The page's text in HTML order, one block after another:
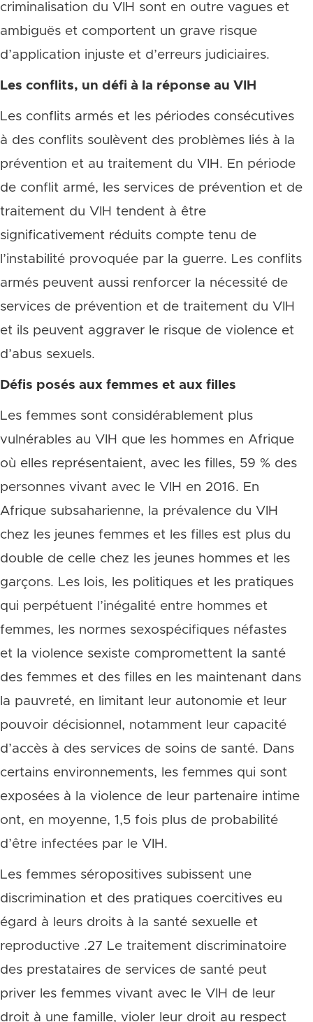
criminalisation du VIH sont en outre vagues et
ambiguës et comportent un grave risque
d’application injuste et d’erreurs judiciaires.
Les conflits, un défi à la réponse au VIH
Les conflits armés et les périodes consécutives
à des conflits soulèvent des problèmes liés à la
prévention et au traitement du VIH. En période
de conflit armé, les services de prévention et de
traitement du VIH tendent à être
significativement réduits compte tenu de
l’instabilité provoquée par la guerre. Les conflits
armés peuvent aussi renforcer la nécessité de
services de prévention et de traitement du VIH
et ils peuvent aggraver le risque de violence et
d’abus sexuels.
Défis posés aux femmes et aux filles
Les femmes sont considérablement plus
vulnérables au VIH que les hommes en Afrique
où elles représentaient, avec les filles, 59 % des
personnes vivant avec le VIH en 2016. En
Afrique subsaharienne, la prévalence du VIH
chez les jeunes femmes et les filles est plus du
double de celle chez les jeunes hommes et les
garçons. Les lois, les politiques et les pratiques
qui perpétuent l’inégalité entre hommes et
femmes, les normes sexospécifiques néfastes
et la violence sexiste compromettent la santé
des femmes et des filles en les maintenant dans
la pauvreté, en limitant leur autonomie et leur
pouvoir décisionnel, notamment leur capacité
d’accès à des services de soins de santé. Dans
certains environnements, les femmes qui sont
exposées à la violence de leur partenaire intime
ont, en moyenne, 1,5 fois plus de probabilité
d’être infectées par le VIH.
Les femmes séropositives subissent une
discrimination et des pratiques coercitives eu
égard à leurs droits à la santé sexuelle et
reproductive .27 Le traitement discriminatoire
des prestataires de services de santé peut
priver les femmes vivant avec le VIH de leur
droit à une famille, violer leur droit au respect